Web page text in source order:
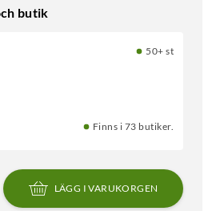
butik
50+ st
Finns i 73 butiker.
LÄGG I VARUKORGEN